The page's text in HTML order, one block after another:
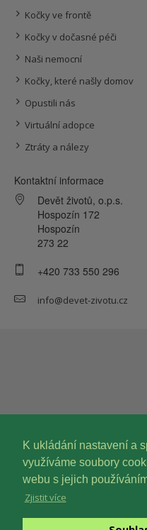
K ukládání nastavení a
využíváme soubory
webu s jejich
Zjistit více
Kočky ve frontě
Kočky v dočasné péči
Naši nemocní
Kočky, které našly domov
Opustili nás
Virtuální adopce
Ztráty a nálezy
Kontaktní informace
Devět životů, o.p.s.
Hospozín 172
Hospozín
273 22
+420 733 550 296
info@devet-zivotu.cz
Copyright © 2023